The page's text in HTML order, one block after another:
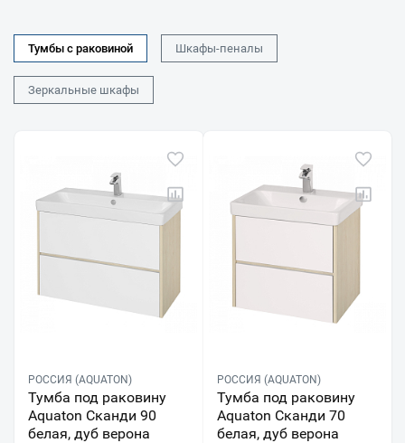
Тумбы с раковиной Шкафы-пеналы
Зеркальные шкафы
РОССИЯ (AQUATON)
Тумба под раковину
Aquaton Сканди 90
белая, дуб верона
РОССИЯ (AQUATON)
Тумба под раковину
Aquaton Сканди 70
белая, дуб верона